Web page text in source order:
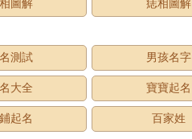
圖解 痣相圖解
測試
男孩名字
大全 寶寶起名
起名 百家姓